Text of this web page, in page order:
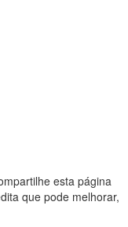
esta página
que pode melhorar,